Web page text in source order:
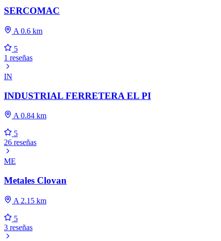
SERCOMAC
A 0.6 km
5
1 reseñas
IN
INDUSTRIAL FERRETERA EL PI
A 0.84 km
5
26 reseñas
ME
Metales Clovan
A 2.15 km
5
3 reseñas